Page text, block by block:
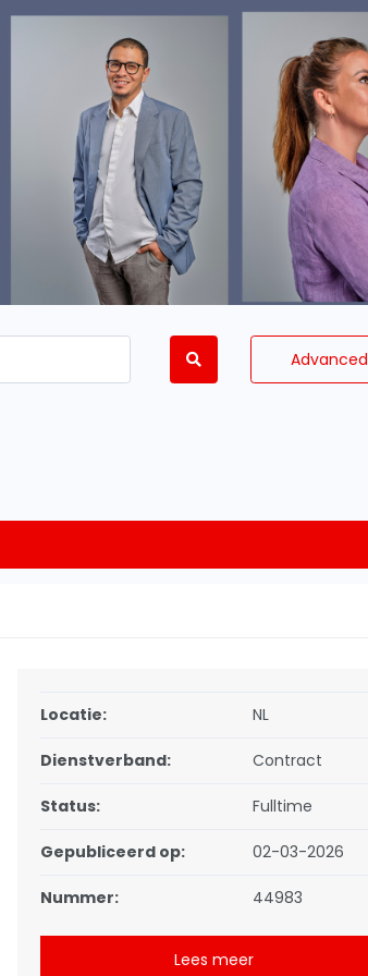
Advanced
Locatie: NL
Dienstverband: Contract
Status: Fulltime
Gepubliceerd op: 02-03-2026
Nummer: 44983
Lees meer